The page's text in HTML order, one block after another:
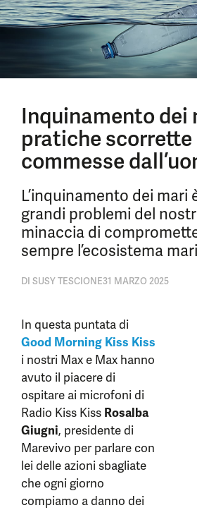
Inquinamento dei
pratiche scorrette
commesse
L’inquinamento dei mari
grandi problemi del
minaccia di
sempre l’ecosistema
DI SUSY TESCIONE31 MARZO 2025
In questa puntata di
Good Morning Kiss Kiss
i nostri Max e Max hanno
avuto il piacere di
ospitare ai microfoni di
Radio Kiss Kiss Rosalba
Giugni, presidente di
Marevivo per parlare con
lei delle azioni sbagliate
che ogni giorno
compiamo a danno dei